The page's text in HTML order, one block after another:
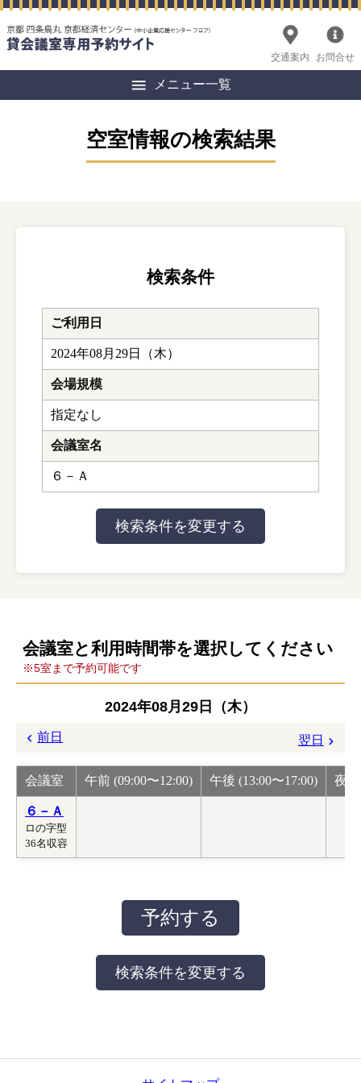
交通案内 お問合せ
メニュー一覧
空室情報の検索結果
検索条件
ご利用日
2024年08月29日（木）
会場規模
指定なし
会議室名
６－Ａ
会議室と利用時間帯を選択してください
※5室まで予約可能です
2024年08月29日（木）
前日 翌日
会議室 午前 (09:00〜12:00) 午後 (13:00〜17:00) 夜
６－Ａ
ロの字型
36名収容